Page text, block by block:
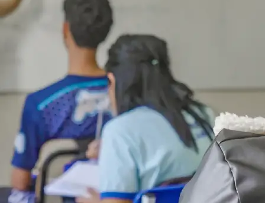
Termos de Uso e Privacidade
Esse site utiliza cookies para melhorar sua
experiência de navegação. Ao continuar o acesso,
entendemos que você concorda com nossos Termos
de Uso e Privacidade.